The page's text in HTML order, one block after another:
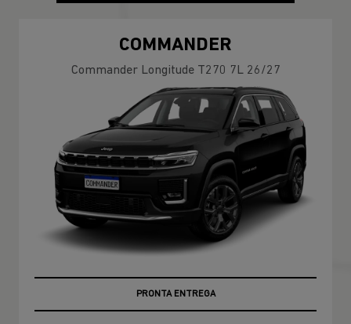
COMMANDER
Commander Longitude T270 7L 26/27
PRONTA ENTREGA